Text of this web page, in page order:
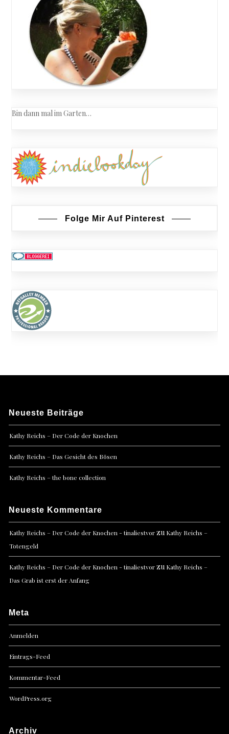
Bin dann mal im Garten…
Folge Mir Auf Pinterest
Neueste Beiträge
Kathy Reichs – Der Code der Knochen
Kathy Reichs – Das Gesicht des Bösen
Kathy Reichs – the bone collection
Neueste Kommentare
Kathy Reichs – Der Code der Knochen - tinaliestvorzu Kathy Reichs –
Totengeld
Kathy Reichs – Der Code der Knochen - tinaliestvorzu Kathy Reichs –
Das Grab ist erst der Anfang
Meta
Anmelden
Eintrags-Feed
Kommentar-Feed
WordPress.org
Archiv